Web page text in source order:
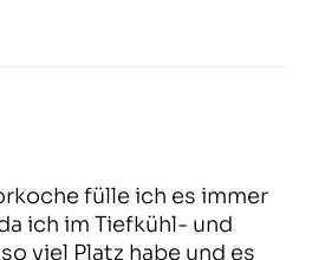
fülle ich es immer
ich im Tiefkühl- und
viel Platz habe und es